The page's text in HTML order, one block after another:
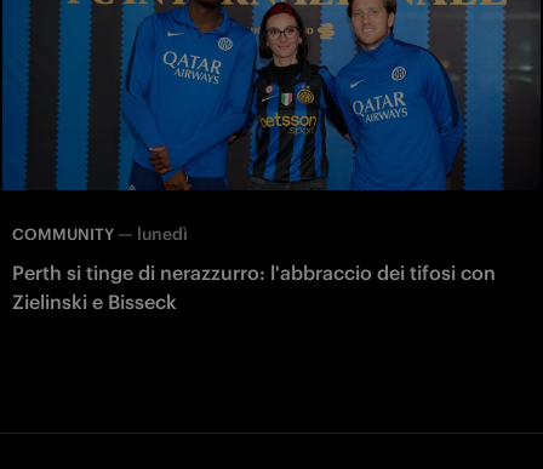
COMMUNITY — lunedì
Perth si tinge di nerazzurro: l'abbraccio dei tifosi con
Zielinski e Bisseck